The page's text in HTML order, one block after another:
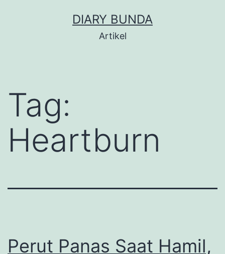
DIARY BUNDA
Artikel
Tag:
Heartburn
Perut Panas Saat Hamil,